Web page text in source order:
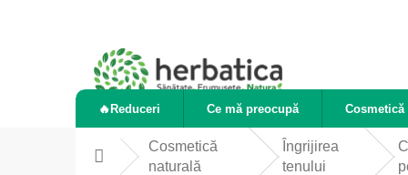
🔥Reduceri Ce mă preocupă Cosmetică
Acasă
Cosmetică
naturală
Îngrijirea
tenului